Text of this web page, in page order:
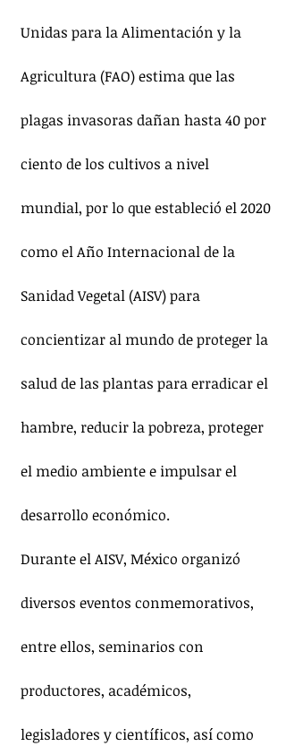
Unidas para la Alimentación y la
Agricultura (FAO) estima que las
plagas invasoras dañan hasta 40 por
ciento de los cultivos a nivel
mundial, por lo que estableció el 2020
como el Año Internacional de la
Sanidad Vegetal (AISV) para
concientizar al mundo de proteger la
salud de las plantas para erradicar el
hambre, reducir la pobreza, proteger
el medio ambiente e impulsar el
desarrollo económico.
Durante el AISV, México organizó
diversos eventos conmemorativos,
entre ellos, seminarios con
productores, académicos,
legisladores y científicos, así como